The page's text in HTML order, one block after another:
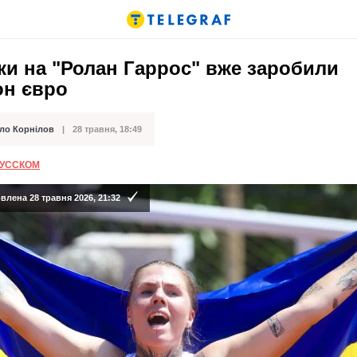
на "Ролан Гаррос" вже заробили
євро
Корнілов 28 травня, 18:49
28 травня 2026, 21:32